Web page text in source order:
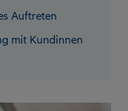
Auftreten
mit Kundinnen